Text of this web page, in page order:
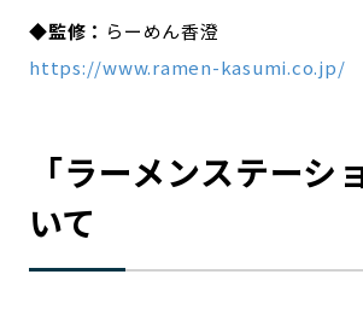
◆監修： らーめん香澄
https://www.ramen-kasumi.co.jp/
「ラーメンステーシ
いて